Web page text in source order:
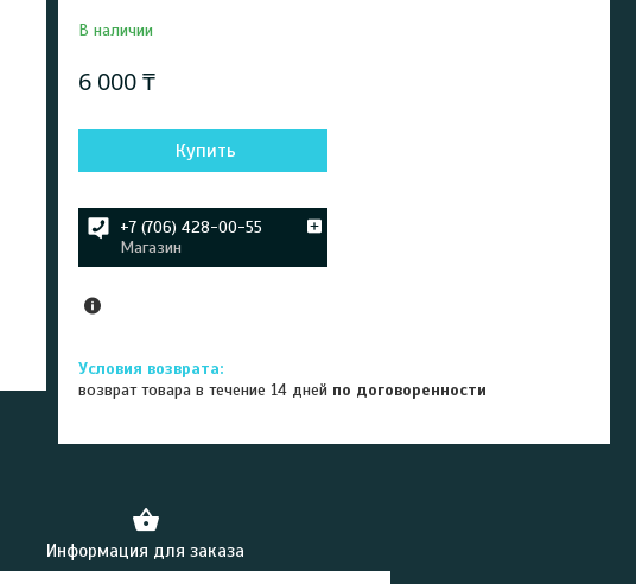
В наличии
6 000 ₸
Купить
+7 (706) 428-00-55
Магазин
возврат товара в течение 14 дней по договоренности
Информация для заказа